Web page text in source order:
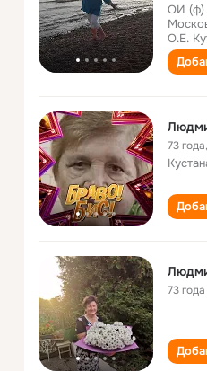
ОИ (ф)
О.Е.
73 года,
73 года